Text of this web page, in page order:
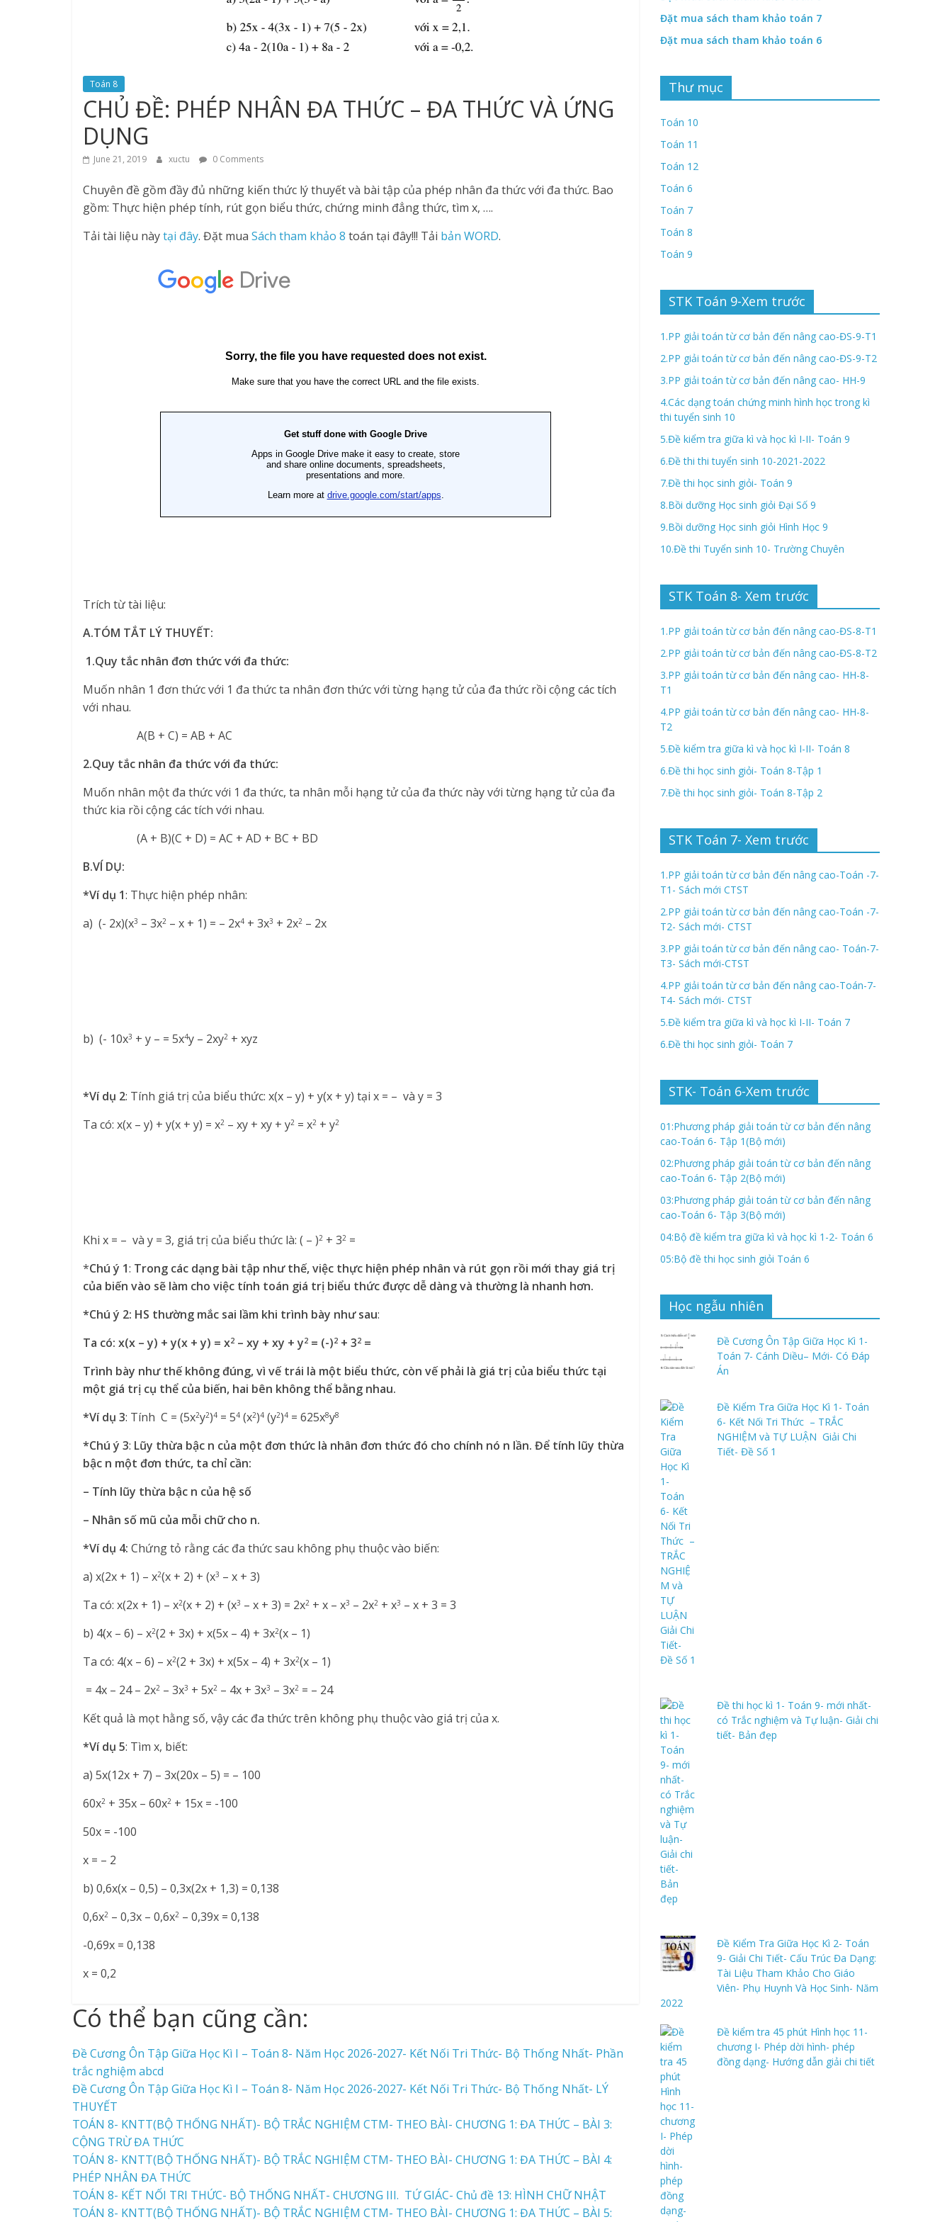
Toán 8
CHỦ ĐỀ: PHÉP NHÂN ĐA THỨC – ĐA THỨC VÀ ỨNG
DỤNG
June 21, 2019 xuctu 0 Comments
Chuyên đề gồm đầy đủ những kiến thức lý thuyết và bài tập của phép nhân đa thức với đa thức. Bao
gồm: Thực hiện phép tính, rút gọn biểu thức, chứng minh đẳng thức, tìm x, ….
Tải tài liệu nàytại đây. Đặt mua Sách tham khảo 8 toán tại đây!!! Tải bản WORD.
Trích từ tài liệu:
A.TÓM TẮT LÝ THUYẾT:
1.Quy tắc nhân đơn thức với đa thức:
Muốn nhân 1 đơn thức với 1 đa thức ta nhân đơn thức với từng hạng tử của đa thức rồi cộng các tích
với nhau.
A(B + C) = AB + AC
2.Quy tắc nhân đa thức với đa thức:
Muốn nhân một đa thức với 1 đa thức, ta nhân mỗi hạng tử của đa thức này với từng hạng tử của đa
thức kia rồi cộng các tích với nhau.
(A + B)(C + D) = AC + AD + BC + BD
B.VÍ DỤ:
*Ví dụ 1: Thực hiện phép nhân:
a) (- 2x)(x3 – 3x2 – x + 1) = – 2x4 + 3x3 + 2x2 – 2x
b) (- 10x3 + y – = 5x4y – 2xy2 + xyz
*Ví dụ 2: Tính giá trị của biểu thức: x(x – y) + y(x + y) tại x = – và y = 3
Ta có: x(x – y) + y(x + y) = x2 – xy + xy + y2 = x2 + y2
Khi x = – và y = 3, giá trị của biểu thức là: ( – )2 + 32 =
*Chú ý 1: Trong các dạng bài tập như thế, việc thực hiện phép nhân và rút gọn rồi mới thay giá trị
của biến vào sẽ làm cho việc tính toán giá trị biểu thức được dễ dàng và thường là nhanh hơn.
*Chú ý 2: HS thường mắc sai lầm khi trình bày như sau:
Ta có: x(x – y) + y(x + y) = x2 – xy + xy + y2 = (-)2 + 32 =
Trình bày như thế không đúng, vì vế trái là một biểu thức, còn vế phải là giá trị của biểu thức tại
một giá trị cụ thể của biến, hai bên không thể bằng nhau.
*Ví dụ 3: Tính C = (5x2y2)4 = 54 (x2)4 (y2)4 = 625x8y8
*Chú ý 3: Lũy thừa bậc n của một đơn thức là nhân đơn thức đó cho chính nó n lần. Để tính lũy thừa
bậc n một đơn thức, ta chỉ cần:
– Tính lũy thừa bậc n của hệ số
– Nhân số mũ của mỗi chữ cho n.
*Ví dụ 4: Chứng tỏ rằng các đa thức sau không phụ thuộc vào biến:
a) x(2x + 1) – x2(x + 2) + (x3 – x + 3)
Ta có: x(2x + 1) – x2(x + 2) + (x3 – x + 3) = 2x2 + x – x3 – 2x2 + x3 – x + 3 = 3
b) 4(x – 6) – x2(2 + 3x) + x(5x – 4) + 3x2(x – 1)
Ta có: 4(x – 6) – x2(2 + 3x) + x(5x – 4) + 3x2(x – 1)
= 4x – 24 – 2x2 – 3x3 + 5x2 – 4x + 3x3 – 3x2 = – 24
Kết quả là mọt hằng số, vậy các đa thức trên không phụ thuộc vào giá trị của x.
*Ví dụ 5: Tìm x, biết:
a) 5x(12x + 7) – 3x(20x – 5) = – 100
60x2 + 35x – 60x2 + 15x = -100
50x = -100
x = – 2
b) 0,6x(x – 0,5) – 0,3x(2x + 1,3) = 0,138
0,6x2 – 0,3x – 0,6x2 – 0,39x = 0,138
-0,69x = 0,138
x = 0,2
Có thể bạn cũng cần:
Đề Cương Ôn Tập Giữa Học Kì I – Toán 8- Năm Học 2026-2027- Kết Nối Tri Thức- Bộ Thống Nhất- Phần
trắc nghiệm abcd
Đề Cương Ôn Tập Giữa Học Kì I – Toán 8- Năm Học 2026-2027- Kết Nối Tri Thức- Bộ Thống Nhất- LÝ
THUYẾT
TOÁN 8- KNTT(BỘ THỐNG NHẤT)- BỘ TRẮC NGHIỆM CTM- THEO BÀI- CHƯƠNG 1: ĐA THỨC – BÀI 3:
CỘNG TRỪ ĐA THỨC
TOÁN 8- KNTT(BỘ THỐNG NHẤT)- BỘ TRẮC NGHIỆM CTM- THEO BÀI- CHƯƠNG 1: ĐA THỨC – BÀI 4:
PHÉP NHÂN ĐA THỨC
TOÁN 8- KẾT NỐI TRI THỨC- BỘ THỐNG NHẤT- CHƯƠNG III. TỨ GIÁC- Chủ đề 13: HÌNH CHỮ NHẬT
TOÁN 8- KNTT(BỘ THỐNG NHẤT)- BỘ TRẮC NGHIỆM CTM- THEO BÀI- CHƯƠNG 1: ĐA THỨC – BÀI 5:
Đặt mua sách tham khảo toán 7
Đặt mua sách tham khảo toán 6
Thư mục
Toán 10
Toán 11
Toán 12
Toán 6
Toán 7
Toán 8
Toán 9
STK Toán 9-Xem trước
1.PP giải toán từ cơ bản đến nâng cao-ĐS-9-T1
2.PP giải toán từ cơ bản đến nâng cao-ĐS-9-T2
3.PP giải toán từ cơ bản đến nâng cao- HH-9
4.Các dạng toán chứng minh hình học trong kì
thi tuyển sinh 10
5.Đề kiểm tra giữa kì và học kì I-II- Toán 9
6.Đề thi thi tuyển sinh 10-2021-2022
7.Đề thi học sinh giỏi- Toán 9
8.Bồi dưỡng Học sinh giỏi Đại Số 9
9.Bồi dưỡng Học sinh giỏi Hình Học 9
10.Đề thi Tuyển sinh 10- Trường Chuyên
STK Toán 8- Xem trước
1.PP giải toán từ cơ bản đến nâng cao-ĐS-8-T1
2.PP giải toán từ cơ bản đến nâng cao-ĐS-8-T2
3.PP giải toán từ cơ bản đến nâng cao- HH-8-
T1
4.PP giải toán từ cơ bản đến nâng cao- HH-8-
T2
5.Đề kiểm tra giữa kì và học kì I-II- Toán 8
6.Đề thi học sinh giỏi- Toán 8-Tập 1
7.Đề thi học sinh giỏi- Toán 8-Tập 2
STK Toán 7- Xem trước
1.PP giải toán từ cơ bản đến nâng cao-Toán -7-
T1- Sách mới CTST
2.PP giải toán từ cơ bản đến nâng cao-Toán -7-
T2- Sách mới- CTST
3.PP giải toán từ cơ bản đến nâng cao- Toán-7-
T3- Sách mới-CTST
4.PP giải toán từ cơ bản đến nâng cao-Toán-7-
T4- Sách mới- CTST
5.Đề kiểm tra giữa kì và học kì I-II- Toán 7
6.Đề thi học sinh giỏi- Toán 7
STK- Toán 6-Xem trước
01:Phương pháp giải toán từ cơ bản đến nâng
cao-Toán 6- Tập 1(Bộ mới)
02:Phương pháp giải toán từ cơ bản đến nâng
cao-Toán 6- Tập 2(Bộ mới)
03:Phương pháp giải toán từ cơ bản đến nâng
cao-Toán 6- Tập 3(Bộ mới)
04:Bộ đề kiểm tra giữa kì và học kì 1-2- Toán 6
05:Bộ đề thi học sinh giỏi Toán 6
Học ngẫu nhiên
Đề Cương Ôn Tập Giữa Học Kì 1-
Toán 7- Cánh Diều– Mới- Có Đáp
Án
Đề Kiểm Tra Giữa Học Kì 1- Toán
6- Kết Nối Tri Thức – TRẮC
NGHIỆM và TỰ LUẬN Giải Chi
Tiết- Đề Số 1
Đề thi học kì 1- Toán 9- mới nhất-
có Trắc nghiệm và Tự luận- Giải chi
tiết- Bản đẹp
Đề Kiểm Tra Giữa Học Kì 2- Toán
9- Giải Chi Tiết- Cấu Trúc Đa Dạng:
Tài Liệu Tham Khảo Cho Giáo
Viên- Phụ Huynh Và Học Sinh- Năm
2022
Đề kiểm tra 45 phút Hình học 11-
chương I- Phép dời hình- phép
đồng dạng- Hướng dẫn giải chi tiết